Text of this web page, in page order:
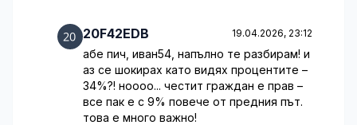
20F42EDB 19.04.2026, 23:12
абе пич, иван54, напълно те разбирам! и
аз се шокирах като видях процентите –
34%?! ноооо... честит граждан е прав –
все пак е с 9% повече от предния път.
това е много важно!